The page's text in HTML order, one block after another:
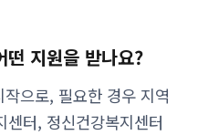
떤 지원을 받나요?
으로, 필요한 경우 지역
터, 정신건강복지센터